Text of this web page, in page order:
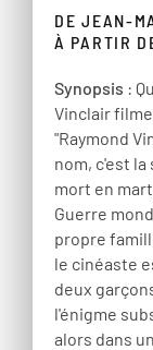
DE JEAN-
À PARTIR
Synopsis :
Vinclair
"Raymond
nom, c'est
mort en
Guerre
propre
le cinéaste
deux
l'énigme
alors dans